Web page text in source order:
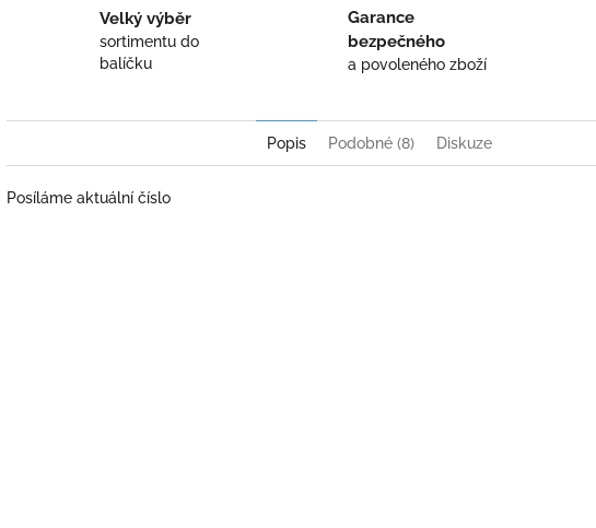
Velký výběr
sortimentu do
balíčku
Garance
bezpečného
a povoleného zboží
Popis Podobné (8) Diskuze
Posíláme aktuální číslo